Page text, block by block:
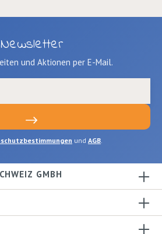
Newsletter
und Aktionen per E-Mail.
und AGB.
GMBH